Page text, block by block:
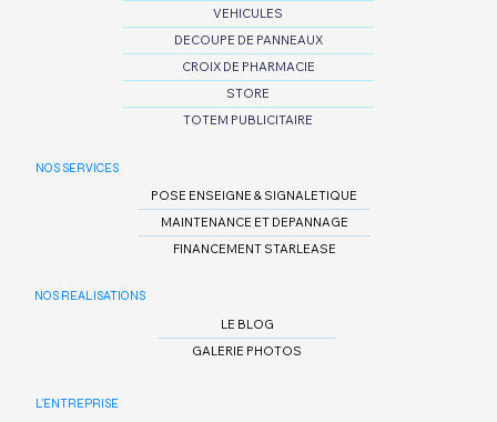
VEHICULES
DECOUPE DE PANNEAUX
CROIX DE PHARMACIE
STORE
TOTEM PUBLICITAIRE
NOS SERVICES
POSE ENSEIGNE & SIGNALETIQUE
MAINTENANCE ET DEPANNAGE
FINANCEMENT STARLEASE
NOS REALISATIONS
LE BLOG
GALERIE PHOTOS
L'ENTREPRISE